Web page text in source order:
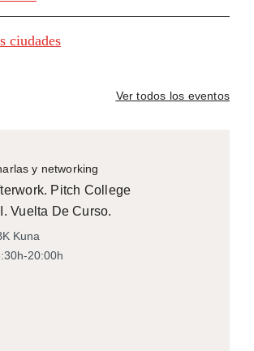
ciudades
Ver todos los eventos
y networking
Pitch College
Vuelta De Curso.
Kuna
20:00h